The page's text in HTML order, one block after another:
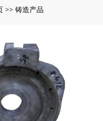
>> 铸造产品